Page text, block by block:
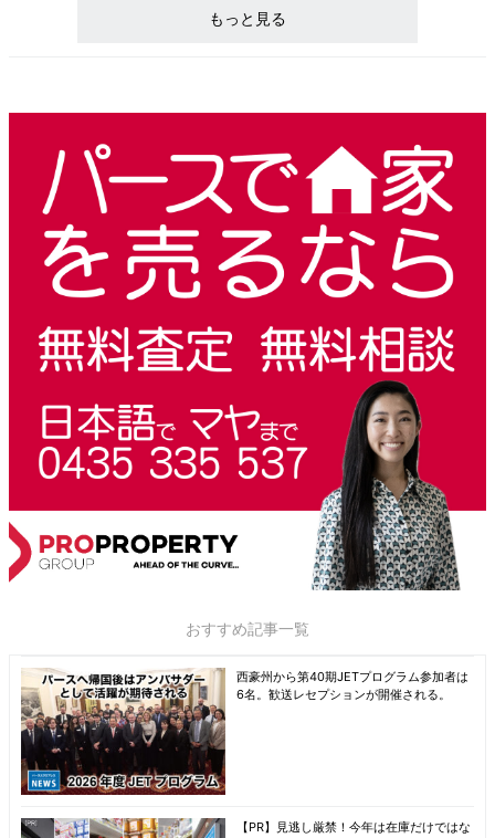
もっと見る
おすすめ記事一覧
西豪州から第40期JETプログラム参加者は
6名。歓送レセプションが開催される。
【PR】見逃し厳禁！今年は在庫だけではな